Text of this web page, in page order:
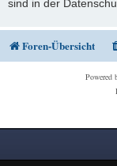
sind in der
Foren-Übersicht
Powered